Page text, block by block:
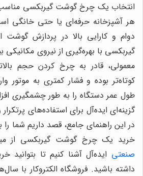
انتخاب یک چرخ گوشت گیربکسی
هر آشپزخانه حرفه‌ای یا حتی خانگی
دوام و کارایی بالا در پردازش
گیربکسی با بهره‌گیری از نیروی
معمولی، قادر به چرخ کردن حجم
کوتاه‌تر بوده و فشار کمتری به موتور
طول عمر دستگاه را به طور چشمگیری
گزینه‌ای ایده‌آل برای استفاده‌های
در این راهنمای جامع، قصد داریم شما
خرید یک چرخ گوشت گیربکسی از
صنعتی ایده‌آل آشنا کنیم تا بتوانید
داشته باشید. فروشگاه الکتروکار با